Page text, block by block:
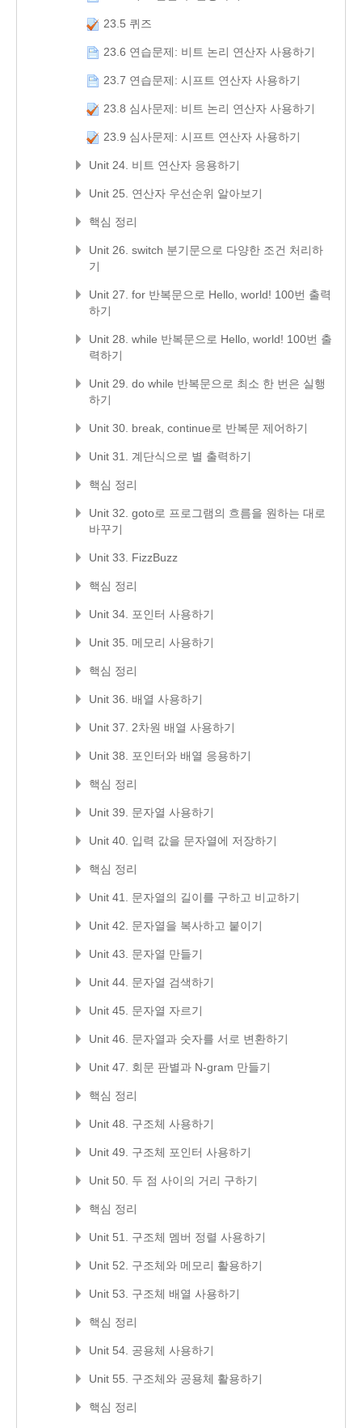
23.5 퀴즈
23.6 연습문제: 비트 논리 연산자 사용하기
23.7 연습문제: 시프트 연산자 사용하기
23.8 심사문제: 비트 논리 연산자 사용하기
23.9 심사문제: 시프트 연산자 사용하기
Unit 24. 비트 연산자 응용하기
Unit 25. 연산자 우선순위 알아보기
핵심 정리
Unit 26. switch 분기문으로 다양한 조건 처리하
기
Unit 27. for 반복문으로 Hello, world! 100번 출력
하기
Unit 28. while 반복문으로 Hello, world! 100번 출
력하기
Unit 29. do while 반복문으로 최소 한 번은 실행
하기
Unit 30. break, continue로 반복문 제어하기
Unit 31. 계단식으로 별 출력하기
핵심 정리
Unit 32. goto로 프로그램의 흐름을 원하는 대로
바꾸기
Unit 33. FizzBuzz
핵심 정리
Unit 34. 포인터 사용하기
Unit 35. 메모리 사용하기
핵심 정리
Unit 36. 배열 사용하기
Unit 37. 2차원 배열 사용하기
Unit 38. 포인터와 배열 응용하기
핵심 정리
Unit 39. 문자열 사용하기
Unit 40. 입력 값을 문자열에 저장하기
핵심 정리
Unit 41. 문자열의 길이를 구하고 비교하기
Unit 42. 문자열을 복사하고 붙이기
Unit 43. 문자열 만들기
Unit 44. 문자열 검색하기
Unit 45. 문자열 자르기
Unit 46. 문자열과 숫자를 서로 변환하기
Unit 47. 회문 판별과 N-gram 만들기
핵심 정리
Unit 48. 구조체 사용하기
Unit 49. 구조체 포인터 사용하기
Unit 50. 두 점 사이의 거리 구하기
핵심 정리
Unit 51. 구조체 멤버 정렬 사용하기
Unit 52. 구조체와 메모리 활용하기
Unit 53. 구조체 배열 사용하기
핵심 정리
Unit 54. 공용체 사용하기
Unit 55. 구조체와 공용체 활용하기
핵심 정리